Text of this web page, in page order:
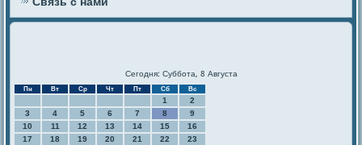
Сегодня: Суббота, 8 Августа
Пн Вт Ср Чт Пт Сб Вс
1
2
3
4 5 6 7 8
9
10
11 12 13 14 15
16
17
18 19 20 21 22
23